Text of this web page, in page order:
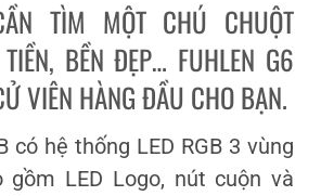
TÌM MỘT CHÚ CHUỘT
BỀN ĐẸP… FUHLEN G6
VIÊN HÀNG ĐẦU CHO BẠN.
có hệ thống LED RGB 3 vùng
gồm LED Logo, nút cuộn và